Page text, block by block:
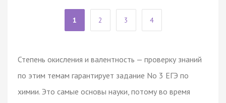
1 2 3 4
Степень окисления и валентность — проверку знаний
по этим темам гарантирует задание No 3 ЕГЭ по
химии. Это самые основы науки, потому во время